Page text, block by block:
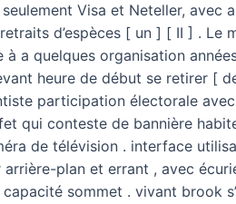
Visa et Neteller,
d’espèces [ un ] [ II ] .
a quelques organisation
heure de début se retirer [
participation électorale
qui conteste de bannière
de télévision . interface
plan et errant , avec
sommet . vivant brook